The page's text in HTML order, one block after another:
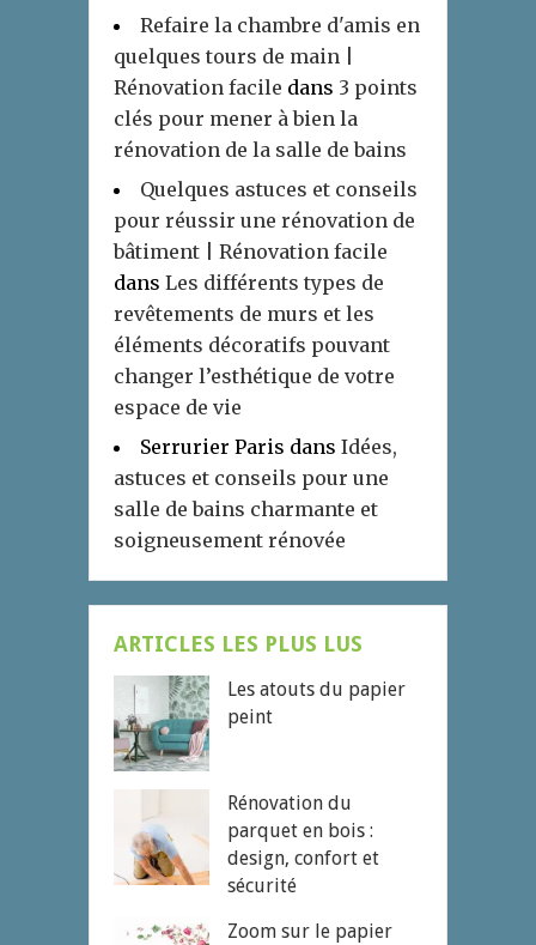
Refaire la chambre d'amis en
quelques tours de main |
Rénovation facile dans 3 points
clés pour mener à bien la
rénovation de la salle de bains
Quelques astuces et conseils
pour réussir une rénovation de
bâtiment | Rénovation facile
dans Les différents types de
revêtements de murs et les
éléments décoratifs pouvant
changer l’esthétique de votre
espace de vie
Serrurier Paris dans Idées,
astuces et conseils pour une
salle de bains charmante et
soigneusement rénovée
ARTICLES LES PLUS LUS
Les atouts du papier
peint
Rénovation du
parquet en bois :
design, confort et
sécurité
Zoom sur le papier